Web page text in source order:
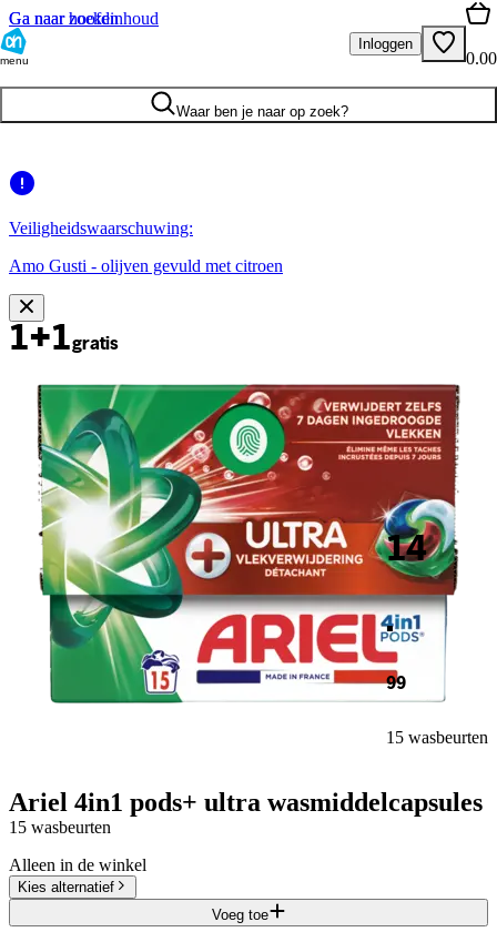
Ga naar hoofdinhoud
Ga naar zoeken
menu
Inloggen
0.00
Waar ben je naar op zoek?
Veiligheidswaarschuwing:
Amo Gusti - olijven gevuld met citroen
1+1gratis
14
.
99
15 wasbeurten
Ariel 4in1 pods+ ultra wasmiddelcapsules
15 wasbeurten
Alleen in de winkel
Kies alternatief
Voeg toe